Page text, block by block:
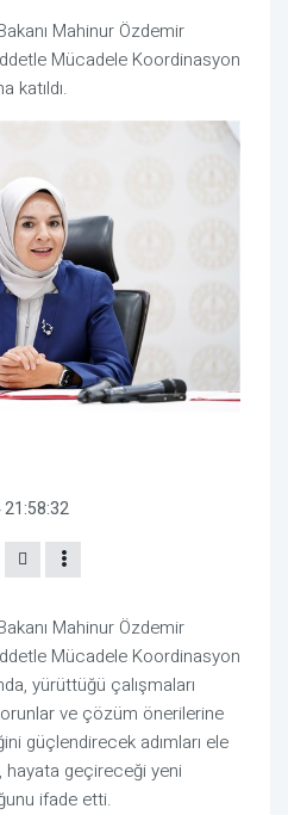
Mahinur Özdemir
Mücadele Koordinasyon
katıldı.
Mahinur Özdemir
Mücadele Koordinasyon
yürüttüğü çalışmaları
ve çözüm önerilerine
güçlendirecek adımları ele
hayata geçireceği yeni
ifade etti.